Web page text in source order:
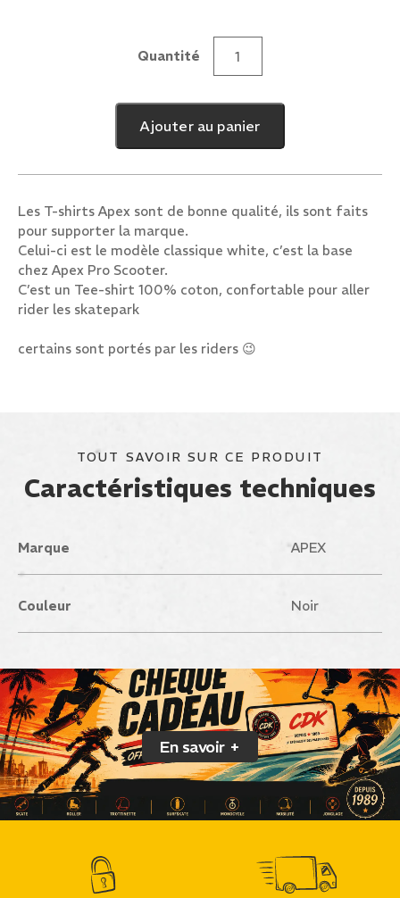
Quantitéquantité
Apex
Classic
White
T-
Ajouter au panier
Les T-shirts Apex sont de bonne qualité, ils sont faits
pour supporter la marque.
Celui-ci est le modèle classique white, c’est la base
chez Apex Pro Scooter.
C’est un Tee-shirt 100% coton, confortable pour aller
rider les skatepark
certains sont portés par les riders 😉
TOUT SAVOIR SUR CE PRODUIT
Caractéristiques techniques
Marque APEX
Couleur Noir
En savoir +